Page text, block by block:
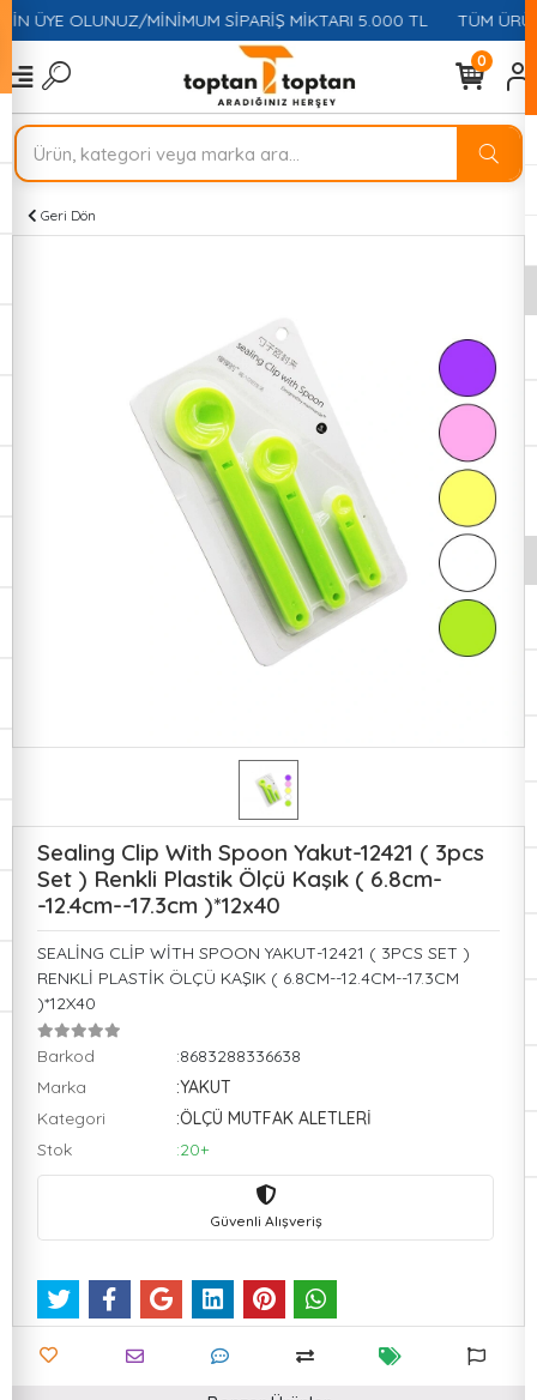
ÜYE OLUNUZ/MİNİMUM SİPARİŞ MİKTARI 5.000 TL TÜM
0
Geri Dön
Sealing Clip With Spoon Yakut-12421 ( 3pcs
Set ) Renkli Plastik Ölçü Kaşık ( 6.8cm-
-12.4cm--17.3cm )*12x40
SEALİNG CLİP WİTH SPOON YAKUT-12421 ( 3PCS SET )
RENKLİ PLASTİK ÖLÇÜ KAŞIK ( 6.8CM--12.4CM--17.3CM
)*12X40
Barkod
:8683288336638
Marka
:YAKUT
Kategori
:ÖLÇÜ MUTFAK ALETLERİ
Stok
:20+
Güvenli Alışveriş